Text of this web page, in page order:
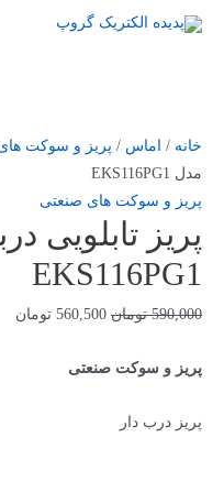
خانه / اماس / پریز و سوکت
مدل EKS116PG1
پریز و سوکت های صنعتی
پريز تابلویی
EKS116PG1
590,000 تومان 560,500 تومان
پریز و سوکت صنعتی
پریز درب دار